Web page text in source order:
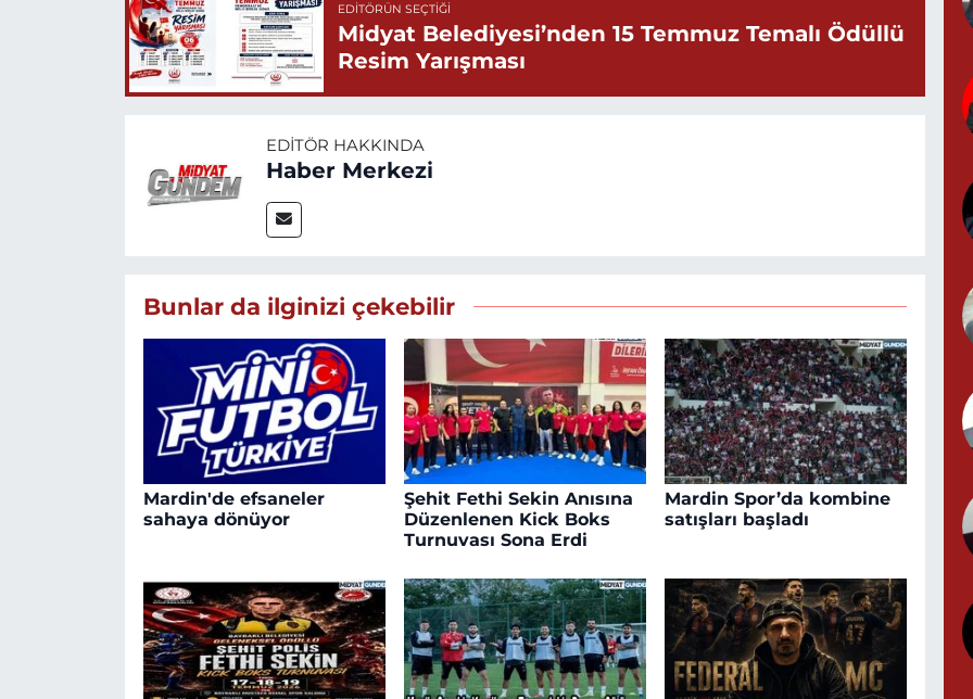
EDITÖRÜN SEÇTIĞI
Midyat Belediyesi’nden 15 Temmuz Temalı Ödüllü
Resim Yarışması
EDITÖR HAKKINDA
Haber Merkezi
Bunlar da ilginizi çekebilir
Mardin'de efsaneler
sahaya dönüyor
Şehit Fethi Sekin Anısına
Düzenlenen Kick Boks
Turnuvası Sona Erdi
Mardin Spor’da kombine
satışları başladı